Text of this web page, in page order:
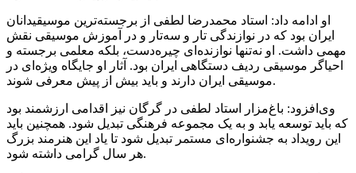
او ادامه داد: استاد محمدرضا لطفی از برجسته‌ترین موسیقیدانان
ایران بود که در نوازندگی تار و سه‌تار و در آموزش موسیقی نقش
مهمی داشت. او نه‌تنها نوازنده‌ای چیره‌دست، بلکه معلمی برجسته و
احیاگر موسیقی ردیف دستگاهی ایران بود. آثار او جایگاه ویژه‌ای در
موسیقی ایران دارند و باید بیش از پیش معرفی شوند.
وی‌افزود: باغ‌مزار استاد لطفی در گرگان نیز اقدامی ارزشمند بود
که باید توسعه یابد و به یک مجموعه فرهنگی تبدیل شود. همچنین باید
این رویداد به جشنواره‌ای مستمر تبدیل شود تا یاد این هنرمند بزرگ
هر سال گرامی داشته شود.